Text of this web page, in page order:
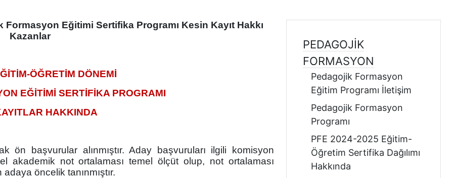
Eğitimi Sertifika Programı Kesin Kayıt Hakkı
Kazanlar
ÖĞRETİM DÖNEMİ
EĞİTİMİ SERTİFİKA PROGRAMI
HAKKINDA
ön başvurular alınmıştır. Aday başvuruları ilgili komisyon
akademik not ortalaması temel ölçüt olup, not ortalaması
öncelik tanınmıştır.
PEDAGOJIK
FORMASYON
Pedagojik Formasyon
Eğitim Programı İletişim
Pedagojik Formasyon
Programı
PFE 2024-2025 Eğitim-
Öğretim Sertifika Dağılımı
Hakkında